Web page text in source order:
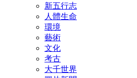
新五行志
人體生命
環境
藝術
文化
考古
大千世界